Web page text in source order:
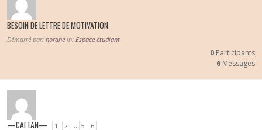
BESOIN DE LETTRE DE MOTIVATION
Démarré par: norane in: Espace étudiant
0 Participants
6 Messages
—CAFTAN— 1 2 … 5 6